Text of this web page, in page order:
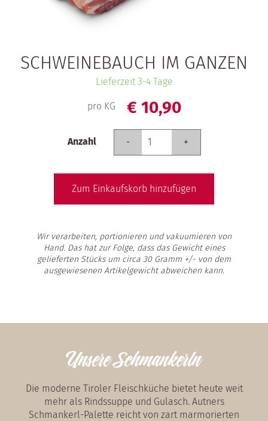
SCHWEINEBAUCH IM GANZEN
Lieferzeit 3-4 Tage
pro KG € 10,90
Anzahl
Wir verarbeiten, portionieren und vakuumieren von
Hand. Das hat zur Folge, dass das Gewicht eines
gelieferten Stücks um circa 30 Gramm +/- von dem
ausgewiesenen Artikelgewicht abweichen kann.
Unsere Schmankerln
Die moderne Tiroler Fleischküche bietet heute weit
mehr als Rindssuppe und Gulasch. Autners
Schmankerl-Palette reicht von zart marmorierten